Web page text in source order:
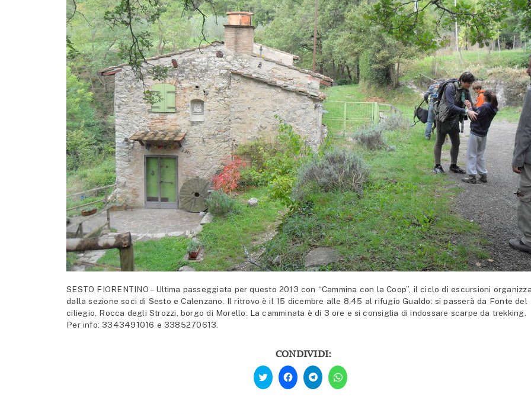
SESTO FIORENTINO – Ultima passeggiata per questo 2013 con “Cammina con la Coop”, il ciclo di escursioni
dalla sezione soci di Sesto e Calenzano. Il ritrovo è il 15 dicembre alle 8,45 al rifugio Gualdo: si passerà da Fonte del
ciliegio, Rocca degli Strozzi, borgo di Morello. La camminata è di 3 ore e si consiglia di indossare scarpe da trekking.
Per info: 3343491016 e 3385270613.
CONDIVIDI:
Fai
clic
qui
Fai
clic
per
condividere
Fai
clic
per
condividere
Fai
clic
per